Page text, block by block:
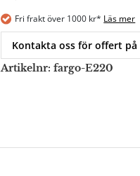
Fri frakt över 1000 kr* Läs mer
Kontakta oss för offert
Artikelnr:fargo-E220